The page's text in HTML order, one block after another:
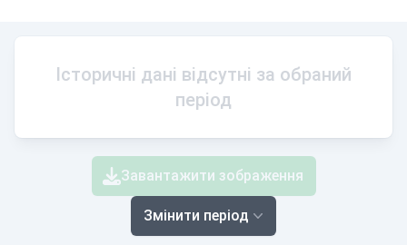
Історичні дані відсутні за обраний
період
Завантажити зображення
Змінити період